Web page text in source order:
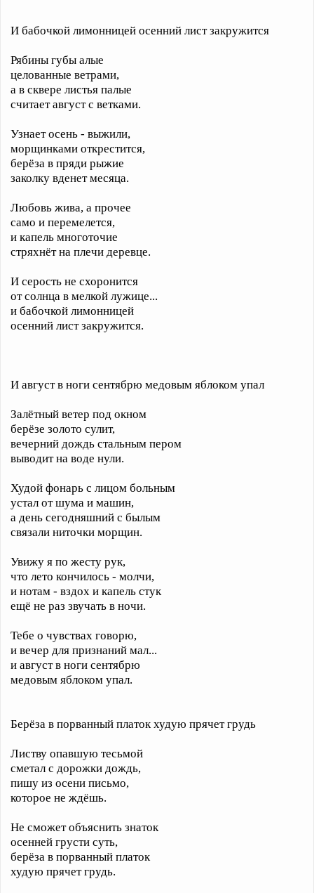
И бабочкой лимонницей осенний лист закружится
Рябины губы алые
целованные ветрами,
а в сквере листья палые
считает август с ветками.
Узнает осень - выжили,
морщинками открестится,
берёза в пряди рыжие
заколку вденет месяца.
Любовь жива, а прочее
само и перемелется,
и капель многоточие
стряхнёт на плечи деревце.
И серость не схоронится
от солнца в мелкой лужице...
и бабочкой лимонницей
осенний лист закружится.
И август в ноги сентябрю медовым яблоком упал
Залётный ветер под окном
берёзе золото сулит,
вечерний дождь стальным пером
выводит на воде нули.
Худой фонарь с лицом больным
устал от шума и машин,
а день сегодняшний с былым
связали ниточки морщин.
Увижу я по жесту рук,
что лето кончилось - молчи,
и нотам - вздох и капель стук
ещё не раз звучать в ночи.
Тебе о чувствах говорю,
и вечер для признаний мал...
и август в ноги сентябрю
медовым яблоком упал.
Берёза в порванный платок худую прячет грудь
Листву опавшую тесьмой
сметал с дорожки дождь,
пишу из осени письмо,
которое не ждёшь.
Не сможет объяснить знаток
осенней грусти суть,
берёза в порванный платок
худую прячет грудь.